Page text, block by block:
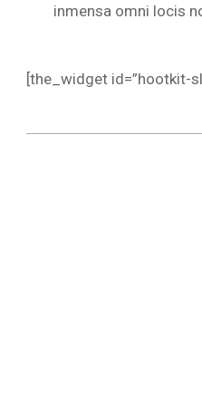
inmensa omni locis
[the_widget id=”hootkit-